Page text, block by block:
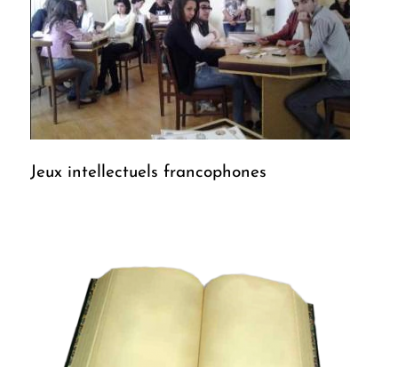
Jeux intellectuels francophones